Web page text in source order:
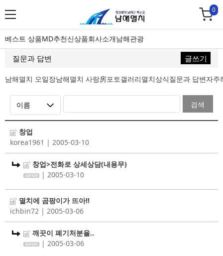
0
베스트 상품MD추천신상품회사소개남해관광
질문과 답변 글쓰기
남해멸치 오일장남해멸치 사랑房포토갤러리멸치상식질문과 답변자주
검색
창업
korea1961 | 2005-03-10
창업>전화로 상세상담(내용무)
| 2005-03-10
멸치에 곰팡이가 뜨아!!
ichbin72 | 2005-03-06
깨끗이 폐기처분을..
| 2005-03-06